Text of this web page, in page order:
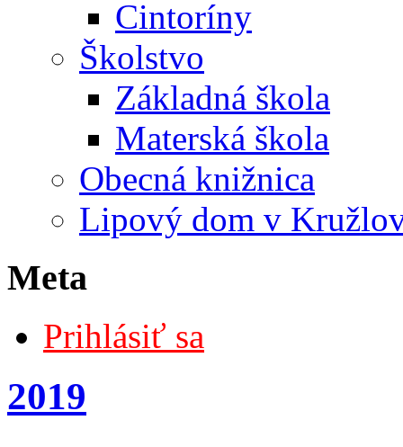
Cintoríny
Školstvo
Základná škola
Materská škola
Obecná knižnica
Lipový dom v
Meta
Prihlásiť sa
2019